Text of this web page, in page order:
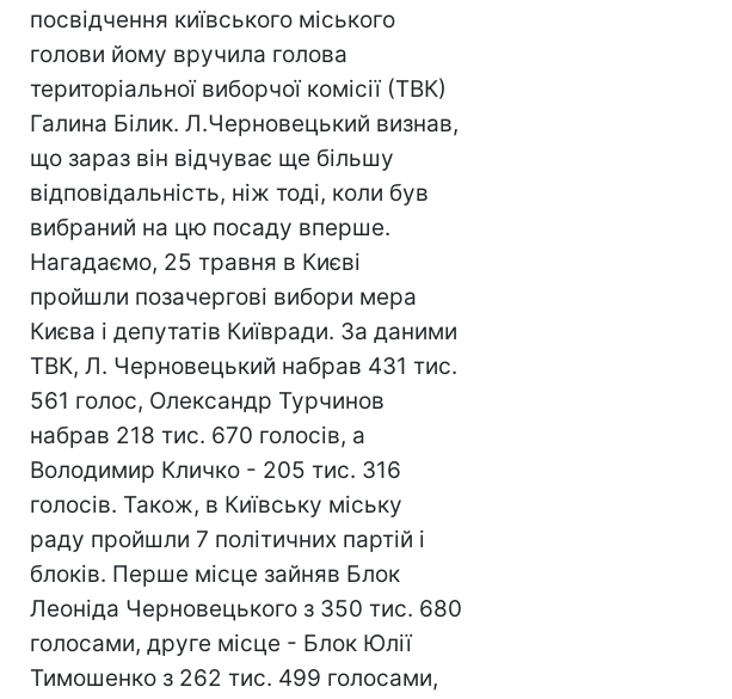
посвідчення київського міського
голови йому вручила голова
територіальної виборчої комісії (ТВК)
Галина Білик. Л.Черновецький визнав,
що зараз він відчуває ще більшу
відповідальність, ніж тоді, коли був
вибраний на цю посаду вперше.
Нагадаємо, 25 травня в Києві
пройшли позачергові вибори мера
Києва і депутатів Київради. За даними
ТВК, Л. Черновецький набрав 431 тис.
561 голос, Олександр Турчинов
набрав 218 тис. 670 голосів, а
Володимир Кличко - 205 тис. 316
голосів. Також, в Київську міську
раду пройшли 7 політичних партій і
блоків. Перше місце зайняв Блок
Леоніда Черновецького з 350 тис. 680
голосами, друге місце - Блок Юлії
Тимошенко з 262 тис. 499 голосами,